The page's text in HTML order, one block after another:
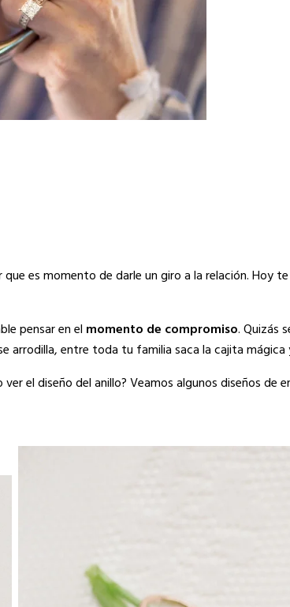
es momento de darle un giro a la relación. Hoy
pensar en el momento de compromiso. Quizás
arrodilla, entre toda tu familia saca la cajita mágica
el diseño del anillo? Veamos algunos diseños de